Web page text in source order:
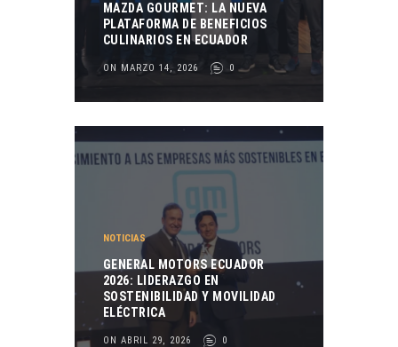
MAZDA GOURMET: LA NUEVA
PLATAFORMA DE BENEFICIOS
CULINARIOS EN ECUADOR
ON MARZO 14, 2026 0
NOTICIAS
GENERAL MOTORS ECUADOR
2026: LIDERAZGO EN
SOSTENIBILIDAD Y MOVILIDAD
ELÉCTRICA
ON ABRIL 29, 2026 0